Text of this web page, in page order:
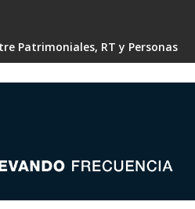
Patrimoniales, RT y Personas